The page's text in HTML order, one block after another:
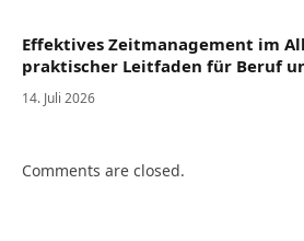
Effektives Zeitmanagement im
praktischer Leitfaden für Beruf
14. Juli 2026
Comments are closed.